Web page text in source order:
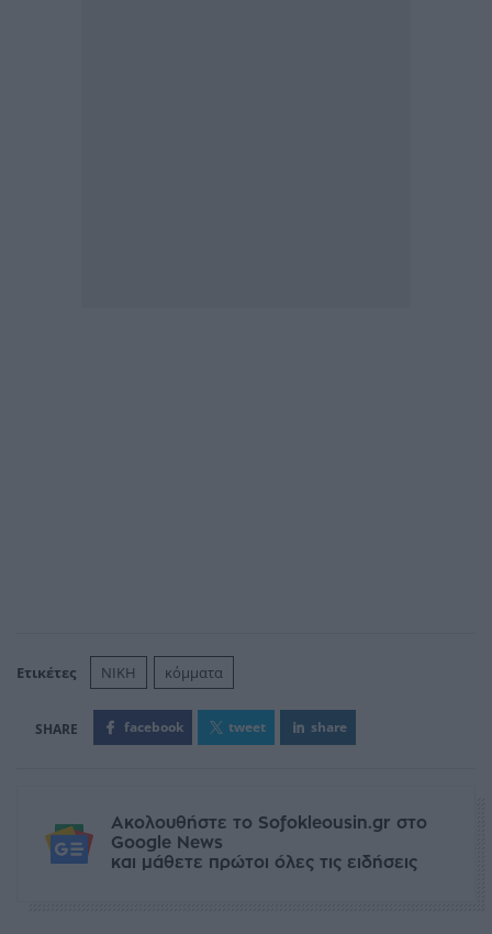
Ετικέτες ΝΙΚΗ κόμματα
facebook tweet share
Ακολουθήστε το Sofokleousin.gr στο
Google News
και μάθετε πρώτοι όλες τις ειδήσεις